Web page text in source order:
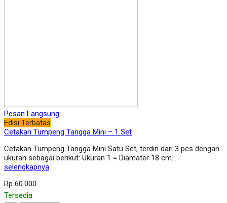
Pesan Langsung
Edisi Terbatas
Cetakan Tumpeng Tangga Mini – 1 Set
Cetakan Tumpeng Tangga Mini Satu Set, terdiri dari 3 pcs dengan
ukuran sebagai berikut: Ukuran 1 = Diamater 18 cm…
selengkapnya
Rp 60.000
Tersedia